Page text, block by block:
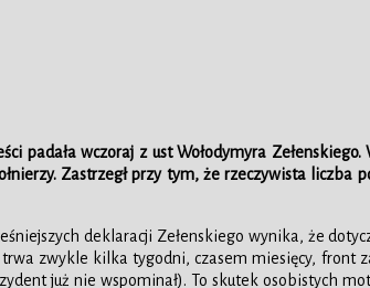
padała wczoraj z ust Wołodymyra
Zastrzegł przy tym, że rzeczywista liczba
deklaracji Zełenskiego wynika, że
zwykle kilka tygodni, czasem miesięcy, front
już nie wspominał). To skutek osobistych